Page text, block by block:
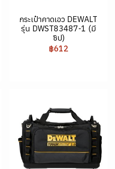
กระเป๋าคาดเอว DEWALT
รุ่น DWST83487-1 (มี
ซิป)
฿612